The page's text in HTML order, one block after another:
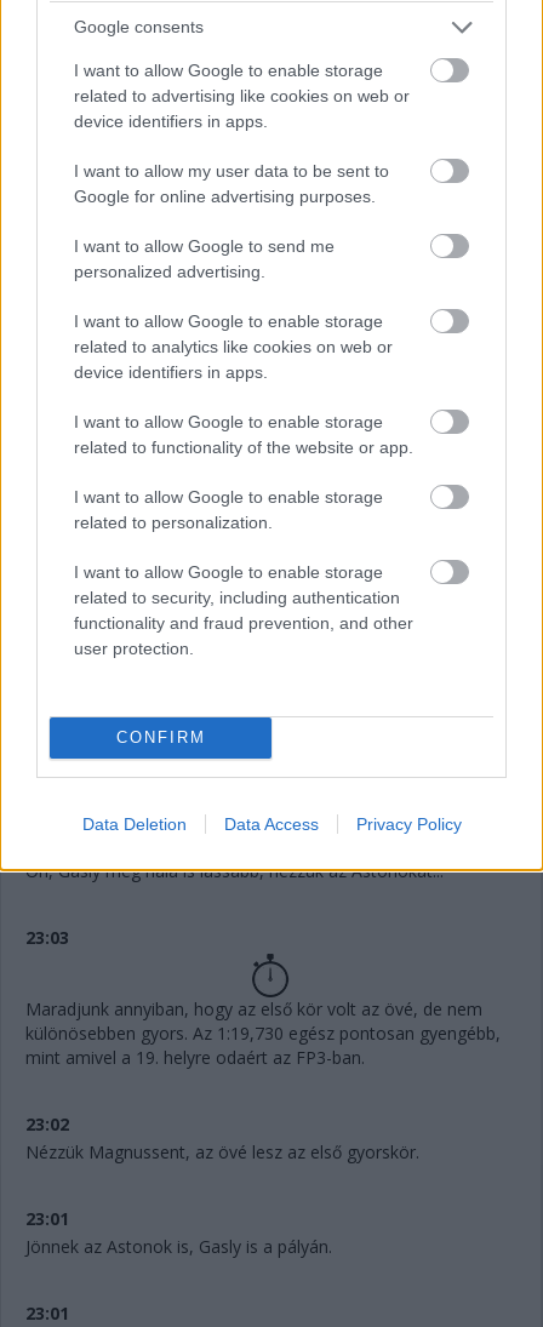
Google consents
I want to allow Google to enable storage
related to advertising like cookies on web or
device identifiers in apps.
I want to allow my user data to be sent to
Google for online advertising purposes.
I want to allow Google to send me
personalized advertising.
I want to allow Google to enable storage
related to analytics like cookies on web or
device identifiers in apps.
I want to allow Google to enable storage
related to functionality of the website or app.
I want to allow Google to enable storage
related to personalization.
I want to allow Google to enable storage
related to security, including authentication
functionality and fraud prevention, and other
user protection.
CONFIRM
Data Deletion Data Access Privacy Policy
Albon jól kezd, az első szektorban 14 ezredet kap
Verstappentől, a második viszont nem az igazi.
Bejött a közepes Hamiltonnak: csak egy bő tizedet kap
Pereztől, Norris viszont be sem fejezte a körét a sárga
oldalfalú Pirelliken.
Nézzük, hogy kezdenek a Red Bullok: Perez 1:18,553-mal nyit,
Verstappen pedig egy laza fél másodpercet ad neki, 1:18,099
A McLarenek és a Mercedesek a közepesen jönnek ki,
spórolnak a lágyakkal, Perez viszont lágyon, akárcsak a
mögötte érkező Verstappen.
Stroll még lassabb, Alonso legalább Magnussent elcsípi, de
csak minimális különbséggel.
23:04
Említsük meg gyorsan, az Alpine rettenetesen szerepelt eddig,
úgy fest, a Renault nem érzi jól magát a magaslati levegőben.
Óh, Gasly még nála is lassabb, nézzük az Astonokat...
23:03
Maradjunk annyiban, hogy az első kör volt az övé, de nem
különösebben gyors. Az 1:19,730 egész pontosan gyengébb,
mint amivel a 19. helyre odaért az FP3-ban.
23:02
Nézzük Magnussent, az övé lesz az első gyorskör.
23:01
Jönnek az Astonok is, Gasly is a pályán.
23:01